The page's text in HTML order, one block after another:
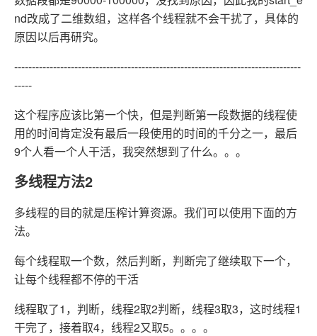
nd改成了二维数组，这样各个线程就不会干扰了，具体的
原因以后再研究。
---------------------------------------------------------------------------------
-----
这个程序应该比第一个快，但是判断第一段数据的线程使
用的时间肯定没有最后一段使用的时间的千分之一，最后
9个人看一个人干活，我突然想到了什么。。。
多线程方法2
多线程的目的就是压榨计算资源。我们可以使用下面的方
法。
每个线程取一个数，然后判断，判断完了继续取下一个，
让每个线程都不停的干活
线程取了1，判断，线程2取2判断，线程3取3，这时线程1
干完了，接着取4，线程2又取5。。。。